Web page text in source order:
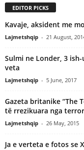
EDITOR PICKS
Kavaje, aksident me
Lajmetshqip - 21 August,
Sulmi ne Londer, 3
veta
Lajmetshqip - 5 June, 2017
Gazeta britanike “The
të rrezikuara nga
Lajmetshqip - 26 May, 2015
Ja e verteta e fotos se